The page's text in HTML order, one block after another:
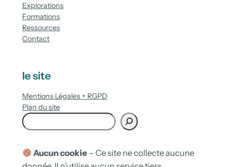
Explorations
Formations
Ressources
Contact
le site
Mentions Légales + RGPD
Plan du site
R
e
h
Aucun cookie– Ce site ne collecte aucune